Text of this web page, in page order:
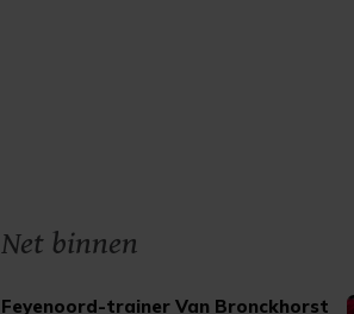
Net binnen
Feyenoord-trainer Van Bronckhorst